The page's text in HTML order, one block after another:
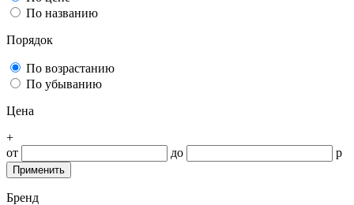
По названию
Порядок
По возрастанию
По убыванию
Цена
+
от
до р
Бренд